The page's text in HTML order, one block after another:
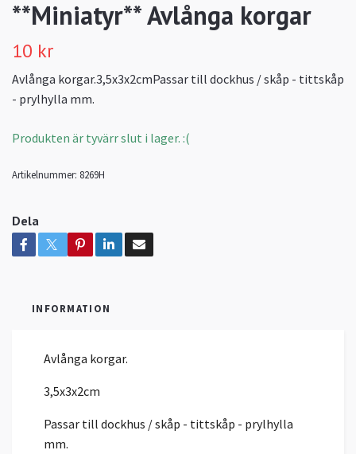
**Miniatyr** Avlånga korgar
10 kr
Avlånga korgar.3,5x3x2cmPassar till dockhus / skåp - tittskåp
- prylhylla mm.
Produkten är tyvärr slut i lager. :(
Artikelnummer: 8269H
Dela
INFORMATION
Avlånga korgar.
3,5x3x2cm
Passar till dockhus / skåp - tittskåp - prylhylla
mm.